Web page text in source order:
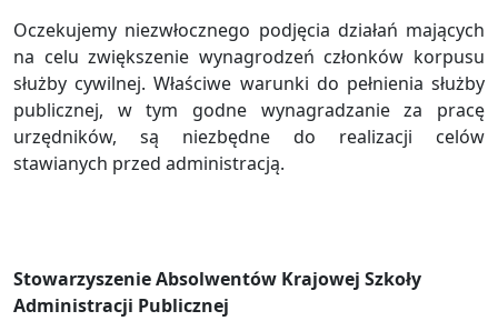
Oczekujemy niezwłocznego podjęcia działań mających
na celu zwiększenie wynagrodzeń członków korpusu
służby cywilnej. Właściwe warunki do pełnienia służby
publicznej, w tym godne wynagradzanie za pracę
urzędników, są niezbędne do realizacji celów
stawianych przed administracją.
Stowarzyszenie Absolwentów Krajowej Szkoły
Administracji Publicznej